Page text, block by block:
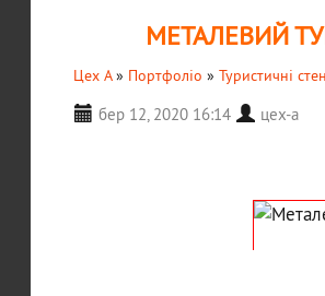
МЕТАЛЕВИЙ
Цех А» Портфоліо » Туристичні
бер 12, 2020 16:14 цех-а